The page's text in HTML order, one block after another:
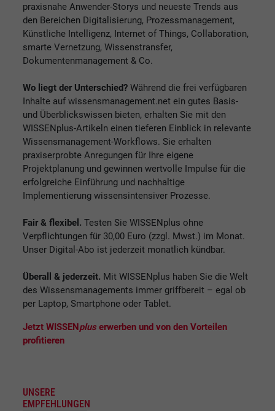
praxisnahe Anwender-Storys und neueste Trends aus
den Bereichen Digitalisierung, Prozessmanagement,
Künstliche Intelligenz, Internet of Things, Collaboration,
smarte Vernetzung, Wissenstransfer,
Dokumentenmanagement & Co.
Wo liegt der Unterschied? Während die frei verfügbaren
Inhalte auf wissensmanagement.net ein gutes Basis-
und Überblickswissen bieten, erhalten Sie mit den
WISSENplus-Artikeln einen tieferen Einblick in relevante
Wissensmanagement-Workflows. Sie erhalten
praxiserprobte Anregungen für Ihre eigene
Projektplanung und gewinnen wertvolle Impulse für die
erfolgreiche Einführung und nachhaltige
Implementierung wissensintensiver Prozesse.
Fair & flexibel. Testen Sie WISSENplus ohne
Verpflichtungen für 30,00 Euro (zzgl. Mwst.) im Monat.
Unser Digital-Abo ist jederzeit monatlich kündbar.
Überall & jederzeit. Mit WISSENplus haben Sie die Welt
des Wissensmanagements immer griffbereit – egal ob
per Laptop, Smartphone oder Tablet.
Jetzt WISSEN plus erwerben und von den Vorteilen
profitieren
UNSERE
EMPFEHLUNGEN